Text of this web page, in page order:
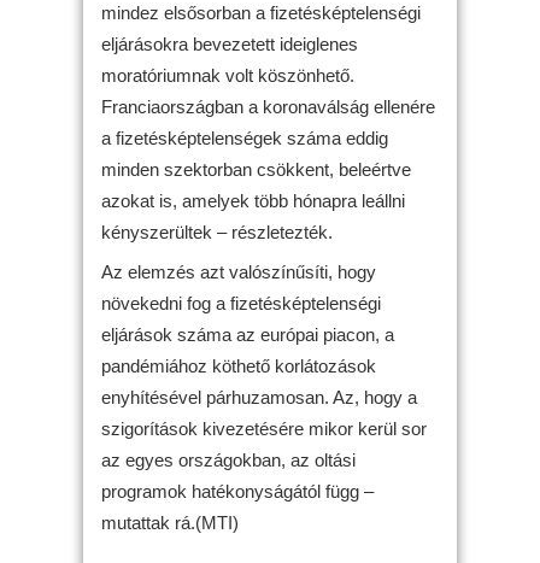
mindez elsősorban a fizetésképtelenségi
eljárásokra bevezetett ideiglenes
moratóriumnak volt köszönhető.
Franciaországban a koronaválság ellenére
a fizetésképtelenségek száma eddig
minden szektorban csökkent, beleértve
azokat is, amelyek több hónapra leállni
kényszerültek – részletezték.
Az elemzés azt valószínűsíti, hogy
növekedni fog a fizetésképtelenségi
eljárások száma az európai piacon, a
pandémiához köthető korlátozások
enyhítésével párhuzamosan. Az, hogy a
szigorítások kivezetésére mikor kerül sor
az egyes országokban, az oltási
programok hatékonyságától függ –
mutattak rá.(MTI)